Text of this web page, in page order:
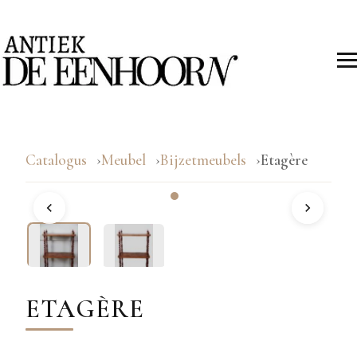
Catalogus Meubel Bijzetmeubels Etagère
ETAGÈRE